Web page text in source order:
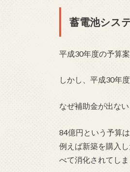
蓄電池シス
平成30年度の予算
しかし、平成30年
なぜ補助金が出な
84億円という予算
例えば新築を購入
べて消化されてし